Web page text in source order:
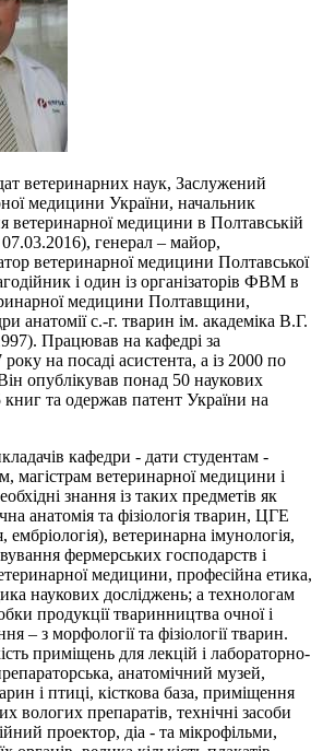
ветеринарних наук, Заслужений
медицини України, начальник
ветеринарної медицини в Полтавській
генерал – майор,
ветеринарної медицини Полтавської
і один із організаторів ФВМ в
медицини Полтавщини,
анатомії с.-г. тварин ім. академіка В.Г.
Працював на кафедрі за
на посаді асистента, а із 2000 по
опублікував понад 50 наукових
та одержав патент України на
кафедри - дати студентам -
магістрам ветеринарної медицини і
знання із таких предметів як
анатомія та фізіологія тварин, ЦГЕ
ембріологія), ветеринарна імунологія,
фермерських господарств і
медицини, професійна етика,
наукових досліджень; а технологам
продукції тваринництва очної і
– з морфології та фізіології тварин.
приміщень для лекцій і лабораторно-
анатомічний музей,
і птиці, кісткова база, приміщення
вологих препаратів, технічні засоби
проектор, діа - та мікрофільми,